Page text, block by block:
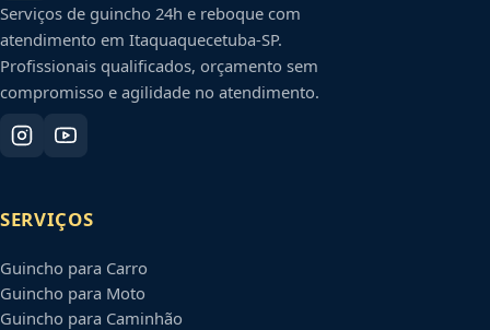
Serviços de guincho 24h e reboque com
atendimento em Itaquaquecetuba-SP.
Profissionais qualificados, orçamento sem
compromisso e agilidade no atendimento.
SERVIÇOS
Guincho para Carro
Guincho para Moto
Guincho para Caminhão